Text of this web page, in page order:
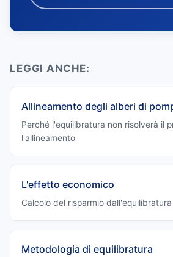
LEGGI ANCHE:
Allineamento degli alberi di
Perché l'equilibratura non risolverà il
l'allineamento
L'effetto economico
Calcolo del risparmio
Metodologia di equilibratura